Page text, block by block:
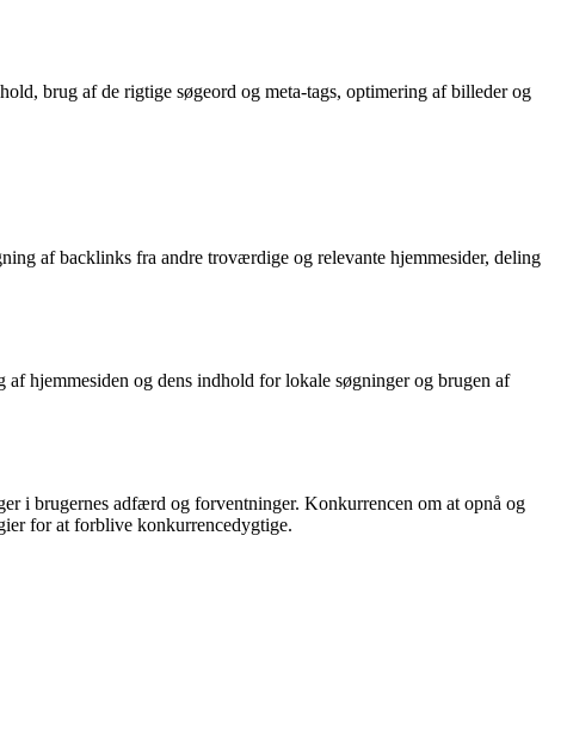
brug af de rigtige søgeord og meta-tags, optimering af billeder og
af backlinks fra andre troværdige og relevante hjemmesider, deling
hjemmesiden og dens indhold for lokale søgninger og brugen af
i brugernes adfærd og forventninger. Konkurrencen om at opnå og
for at forblive konkurrencedygtige.